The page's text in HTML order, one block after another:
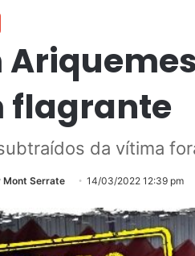
flagrante
da vítima
Mont Serrate 14/03/2022 12:39 pm